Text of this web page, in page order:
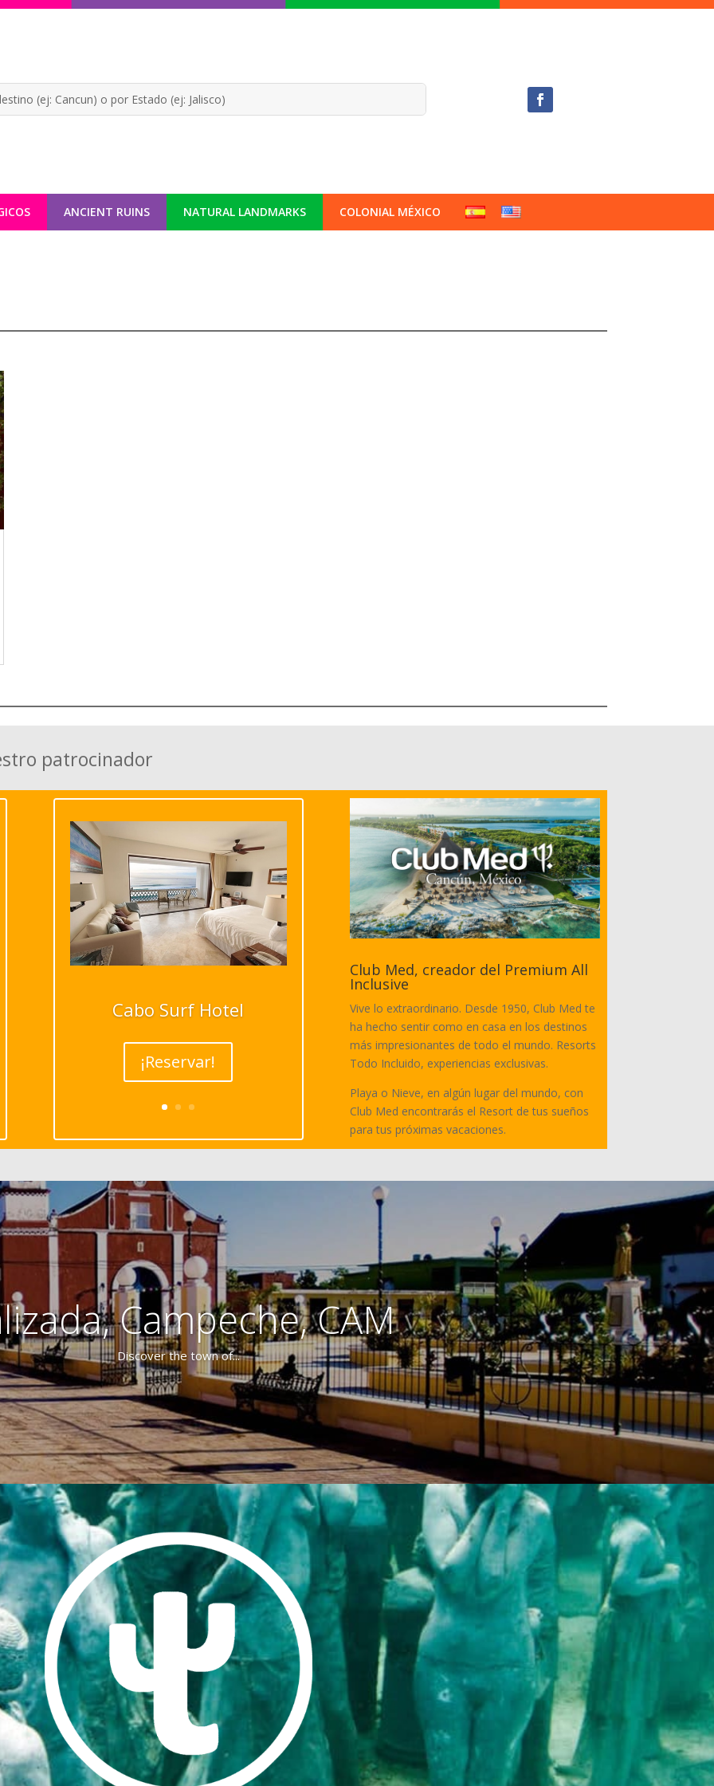
ANCIENT RUINS NATURAL LANDMARKS COLONIAL MÉXICO
patrocinador
Cabo Surf Hotel
¡Reservar!
Club Med, creador del Premium All
Inclusive
Vive lo extraordinario. Desde 1950, Club Med te
ha hecho sentir como en casa en los destinos
más impresionantes de todo el mundo. Resorts
Todo Incluido, experiencias exclusivas.
Playa o Nieve, en algún lugar del mundo, con
Club Med encontrarás el Resort de tus sueños
para tus próximas vacaciones.
Campeche, CAM
Discover the town of...